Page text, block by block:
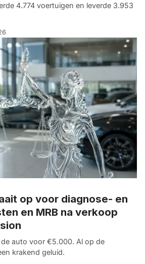
4.774 voertuigen en leverde 3.953
op voor diagnose- en
en MRB na verkoop
auto voor €5.000. Al op de
krakend geluid.